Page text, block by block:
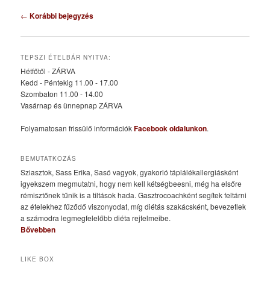
Bejegyzés
← Korábbi bejegyzés
TEPSZI ÉTELBÁR NYITVA:
Hétfőtől - ZÁRVA
Kedd - Péntekig 11.00 - 17.00
Szombaton 11.00 - 14.00
Vasárnap és ünnepnap ZÁRVA
Folyamatosan frissülő információkFacebook oldalunkon.
BEMUTATKOZÁS
Sziasztok, Sass Erika, Sasó vagyok, gyakorló táplálékallergiásként
igyekszem megmutatni, hogy nem kell kétségbeesni, még ha elsőre
rémisztőnek tűnik is a tiltások hada. Gasztrocoachként segítek feltárni
az ételekhez fűződő viszonyodat, míg diétás szakácsként, bevezetlek
a számodra legmegfelelőbb diéta rejtelmeibe.
Bővebben
LIKE BOX